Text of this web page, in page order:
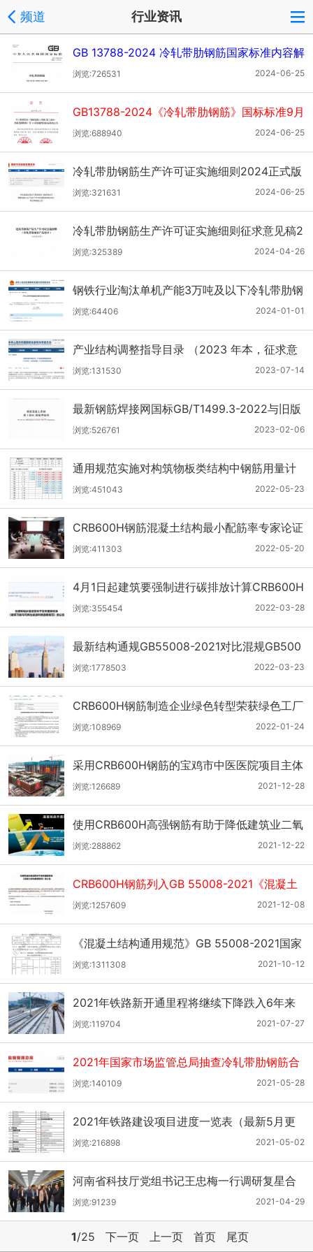
频道 行业资讯
GB 13788-2024 冷轧带肋钢筋国家标准内容解
析
2024-06-25
浏览:726531
GB13788-2024《冷轧带肋钢筋》国标标准9月
25日正式实施
2024-06-25
浏览:688940
冷轧带肋钢筋生产许可证实施细则2024正式版
发布
2024-06-25
浏览:321631
冷轧带肋钢筋生产许可证实施细则征求意见稿2
024版
2024-04-26
浏览:325389
钢铁行业淘汰单机产能3万吨及以下冷轧带肋钢
筋设备
2024-01-01
浏览:64406
产业结构调整指导目录 （2023 年本，征求意
见稿）钢铁类
2023-07-14
浏览:131530
最新钢筋焊接网国标GB/T1499.3-2022与旧版
的变化
2023-02-06
浏览:526761
通用规范实施对构筑物板类结构中钢筋用量计
算的影响
2022-05-23
浏览:451043
CRB600H钢筋混凝土结构最小配筋率专家论证
会顺利召开
2022-05-20
浏览:411303
4月1日起建筑要强制进行碳排放计算CRB600H
钢筋将迎来新机遇
2022-03-28
浏览:355454
最新结构通规GB55008-2021对比混规GB500
10-2010的变化
2022-03-23
浏览:1778503
CRB600H钢筋制造企业绿色转型荣获绿色工厂
荣誉称号
2022-01-24
浏览:108969
采用CRB600H钢筋的宝鸡市中医医院项目主体
完工
2021-12-28
浏览:126689
使用CRB600H高强钢筋有助于降低建筑业二氧
化碳排放
2021-12-22
浏览:288862
CRB600H钢筋列入GB 55008-2021《混凝土
结构通用规范》
2021-12-08
浏览:1257609
《混凝土结构通用规范》GB 55008-2021国家
标准自2022年4月1日起实施
2021-10-12
浏览:1311308
2021年铁路新开通里程将继续下降跌入6年来
最低
2021-07-27
浏览:119704
2021年国家市场监管总局抽查冷轧带肋钢筋合
格率为62%
2021-05-28
浏览:140109
2021年铁路建设项目进度一览表（最新5月更
新）
2021-05-02
浏览:216898
河南省科技厅党组书记王忠梅一行调研复星合
力
2021-04-29
浏览:91239
1/25 下一页 上一页 首页 尾页